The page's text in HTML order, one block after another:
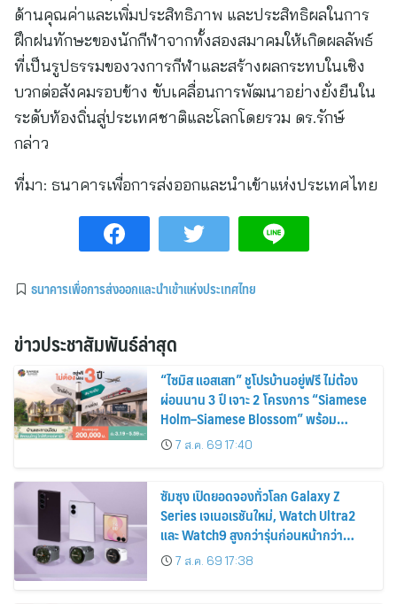
ด้านคุณค่าและเพิ่มประสิทธิภาพ และประสิทธิผลในการ
ฝึกฝนทักษะของนักกีฬาจากทั้งสองสมาคมให้เกิดผลลัพธ์
ที่เป็นรูปธรรมของวงการกีฬาและสร้างผลกระทบในเชิง
บวกต่อสังคมรอบข้าง ขับเคลื่อนการพัฒนาอย่างยั่งยืนใน
ระดับท้องถิ่นสู่ประเทศชาติและโลกโดยรวม ดร.รักษ์
กล่าว
ที่มา: ธนาคารเพื่อการส่งออกและนำเข้าแห่งประเทศไทย
ธนาคารเพื่อการส่งออกและนำเข้าแห่งประเทศไทย
ข่าวประชาสัมพันธ์ล่าสุด
“ไซมิส แอสเสท” ชูโปรบ้านอยู่ฟรี ไม่ต้อง
ผ่อนนาน 3 ปี เจาะ 2 โครงการ “Siamese
Holm–Siamese Blossom” พร้อม
ส่วนลดและสิทธิพิเศษถึง 31 สิงหาคม
2569
7 ส.ค. 69 17:40
ซัมซุง เปิดยอดจองทั่วโลก Galaxy Z
Series เจเนอเรชันใหม่, Watch Ultra2
และ Watch9 สูงกว่ารุ่นก่อนหน้ากว่า
30%7 ส.ค. 69 17:38